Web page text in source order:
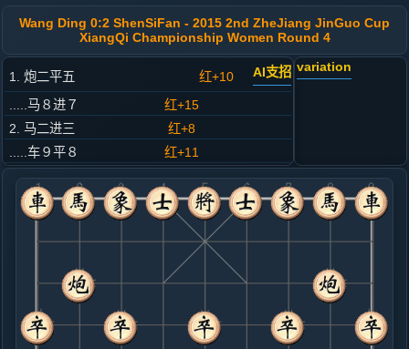
Wang Ding 0:2 ShenSiFan - 2015 2nd ZheJiang JinGuo Cup
XiangQi Championship Women Round 4
1. 炮二平五 红+10 AI支招
.....马８进７
红+15
2. 马二进三
红+8
.....车９平８
红+11
3. 车一平二
红+8
.....卒３进１
红+10
4. 兵三进一
红+5
.....马２进３
红+9
5. 马八进九
红+11
.....卒１进１
6. 炮八平六
黑+2
炮八进四
.....砲８进２
红+0
variation